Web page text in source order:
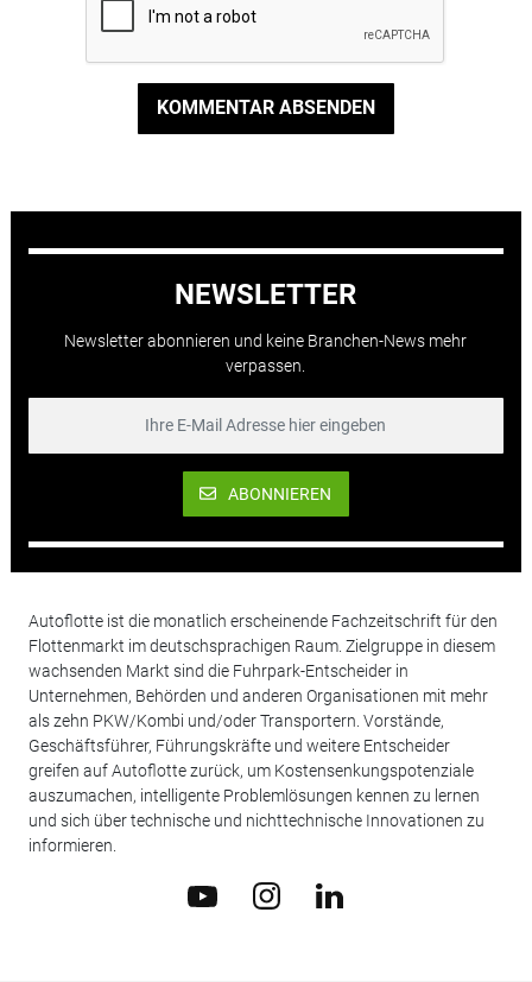
KOMMENTAR ABSENDEN
NEWSLETTER
Newsletter abonnieren und keine Branchen-News mehr
verpassen.
ABONNIEREN
Autoflotte ist die monatlich erscheinende Fachzeitschrift für den
Flottenmarkt im deutschsprachigen Raum. Zielgruppe in diesem
wachsenden Markt sind die Fuhrpark-Entscheider in
Unternehmen, Behörden und anderen Organisationen mit mehr
als zehn PKW/Kombi und/oder Transportern. Vorstände,
Geschäftsführer, Führungskräfte und weitere Entscheider
greifen auf Autoflotte zurück, um Kostensenkungspotenziale
auszumachen, intelligente Problemlösungen kennen zu lernen
und sich über technische und nichttechnische Innovationen zu
informieren.